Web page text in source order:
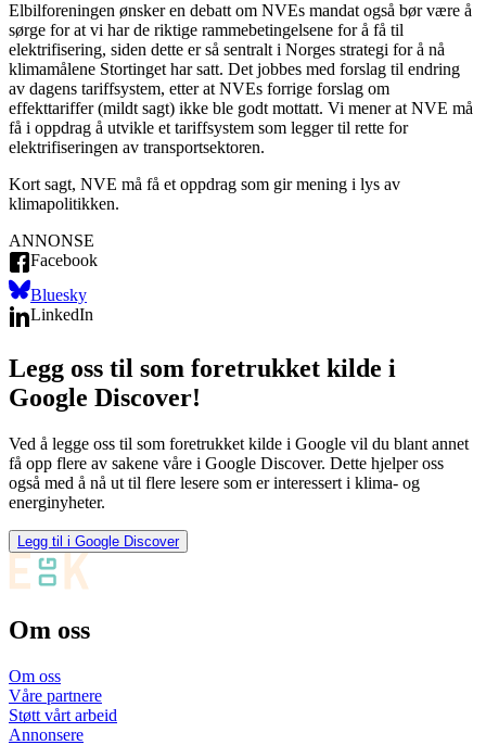
Elbilforeningen ønsker en debatt om NVEs mandat også bør være å
sørge for at vi har de riktige rammebetingelsene for å få til
elektrifisering, siden dette er så sentralt i Norges strategi for å nå
klimamålene Stortinget har satt. Det jobbes med forslag til endring
av dagens tariffsystem, etter at NVEs forrige forslag om
effekttariffer (mildt sagt) ikke ble godt mottatt. Vi mener at NVE må
få i oppdrag å utvikle et tariffsystem som legger til rette for
elektrifiseringen av transportsektoren.
Kort sagt, NVE må få et oppdrag som gir mening i lys av
klimapolitikken.
ANNONSE
Facebook
Bluesky
LinkedIn
Legg oss til som foretrukket kilde i
Google Discover!
Ved å legge oss til som foretrukket kilde i Google vil du blant annet
få opp flere av sakene våre i Google Discover. Dette hjelper oss
også med å nå ut til flere lesere som er interessert i klima- og
energinyheter.
Legg til i Google Discover
Om oss
Om oss
Våre partnere
Støtt vårt arbeid
Annonsere